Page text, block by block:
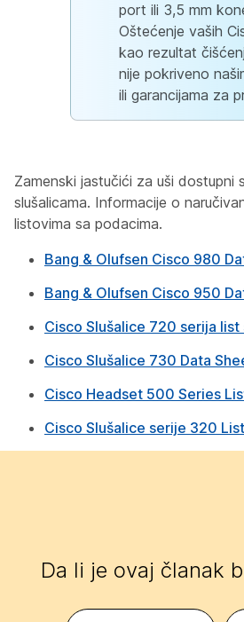
port ili 3,5 mm
Oštećenje vaših
kao rezultat
nije pokriveno
ili garancijama za
Zamenski jastučići za uši dostupni
slušalicama. Informacije o
listovima sa podacima.
Bang & Olufsen Cisco 980
Bang & Olufsen Cisco 950
Cisco Slušalice 720 serija list
Cisco Slušalice 730 Data
Cisco Headset 500 Series
Cisco Slušalice serije 320
Da li je ovaj članak